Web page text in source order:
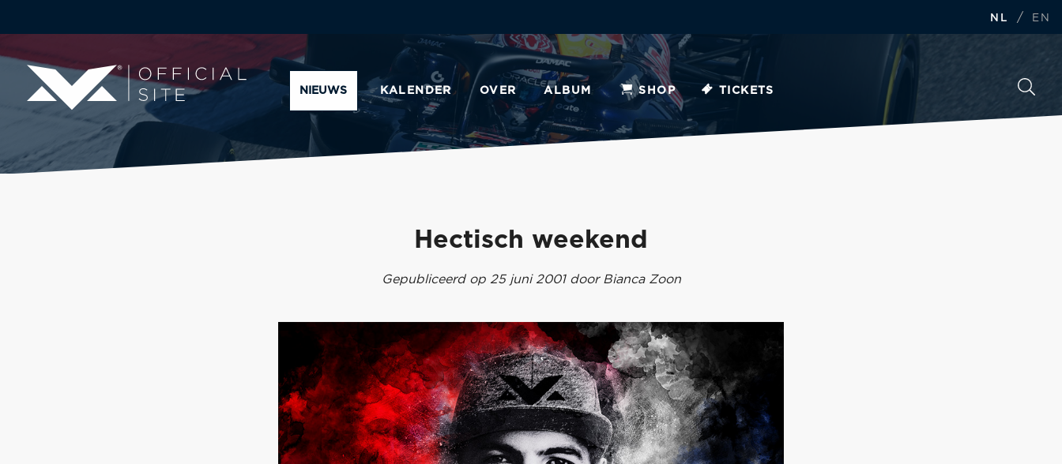
NL / EN
NIEUWS KALENDER OVER ALBUM SHOP TICKETS
Hectisch weekend
Gepubliceerd op 25 juni 2001 door Bianca Zoon